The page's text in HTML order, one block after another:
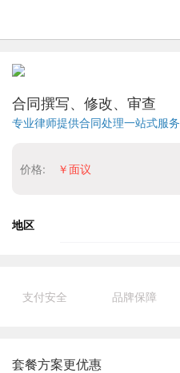
合同撰写、修改、审查
专业律师提供合同处理一站式服务
价格: ￥面议
地区
支付安全 品牌保障
套餐方案更优惠